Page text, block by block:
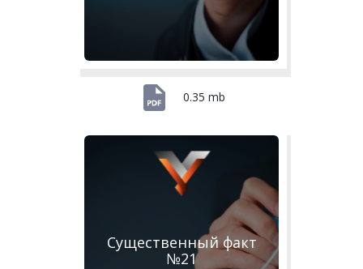
0.35 mb
Существенный факт
№21